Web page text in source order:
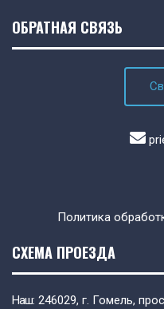
ОБРАТНАЯ СВЯЗЬ
Политика
СХЕМА ПРОЕЗДА
Наш: 246029, г. Гомель,